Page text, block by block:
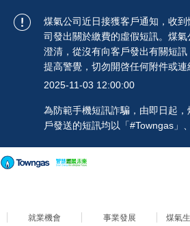
煤氣公司近日接獲客戶通知，收
司發出關於繳費的虛假短訊。煤氣
澄清，從沒有向客戶發出有關短訊
提高警覺，切勿開啓任何附件或連
2025-11-03 12:00:00
為防範手機短訊詐騙，由即日起，
戶發送的短訊均以「#Towngas」、
個人資料，以免蒙受損失。若有
就業機會 事業發展 煤氣